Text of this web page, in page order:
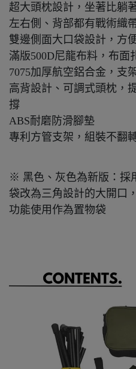
超大頭枕設計，坐著比躺
左右側、背部都有戰術織
雙邊側面大口袋設計，方
滿版500D尼龍布料，布面
7075加厚航空鋁合金，支
高背設計、可調式頭枕，
撐
ABS耐磨防滑腳墊
專利方管支架，組裝不翻
※ 黑色、灰色為新版：採
袋改為三角設計的大開口
功能使用作為置物袋